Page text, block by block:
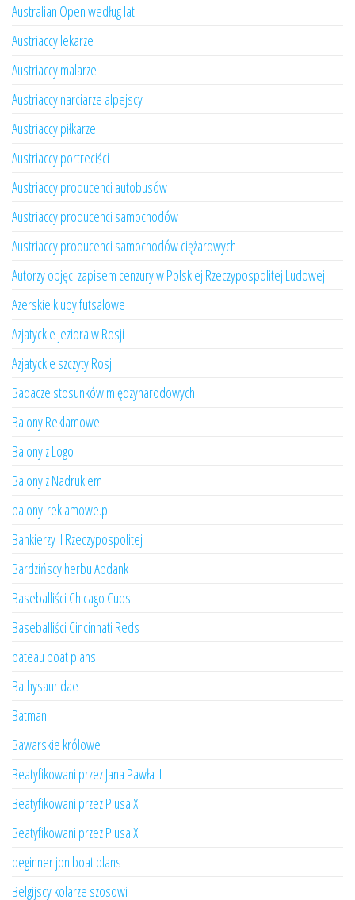
Australian Open według lat
Austriaccy lekarze
Austriaccy malarze
Austriaccy narciarze alpejscy
Austriaccy piłkarze
Austriaccy portreciści
Austriaccy producenci autobusów
Austriaccy producenci samochodów
Austriaccy producenci samochodów ciężarowych
Autorzy objęci zapisem cenzury w Polskiej Rzeczypospolitej Ludowej
Azerskie kluby futsalowe
Azjatyckie jeziora w Rosji
Azjatyckie szczyty Rosji
Badacze stosunków międzynarodowych
Balony Reklamowe
Balony z Logo
Balony z Nadrukiem
balony-reklamowe.pl
Bankierzy II Rzeczypospolitej
Bardzińscy herbu Abdank
Baseballiści Chicago Cubs
Baseballiści Cincinnati Reds
bateau boat plans
Bathysauridae
Batman
Bawarskie królowe
Beatyfikowani przez Jana Pawła II
Beatyfikowani przez Piusa X
Beatyfikowani przez Piusa XI
beginner jon boat plans
Belgijscy kolarze szosowi